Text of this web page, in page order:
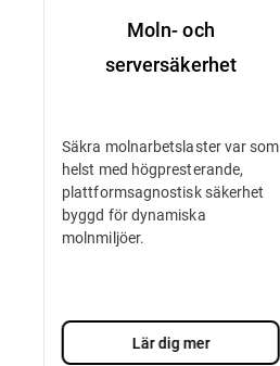
Moln- och
serversäkerhet
Säkra molnarbetslaster var som
helst med högpresterande,
plattformsagnostisk säkerhet
byggd för dynamiska
molnmiljöer.
Lär dig mer